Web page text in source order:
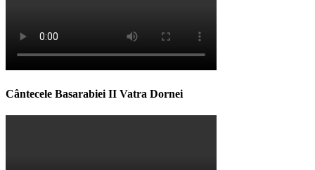
Cântecele Basarabiei II Vatra Dornei